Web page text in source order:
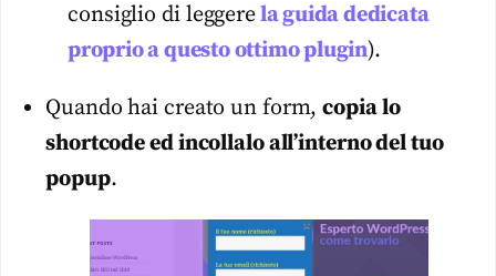
consiglio di leggerela guida dedicata
proprio a questo ottimo plugin).
Quando hai creato un form,copia lo
shortcode ed incollalo all’interno del tuo
popup.